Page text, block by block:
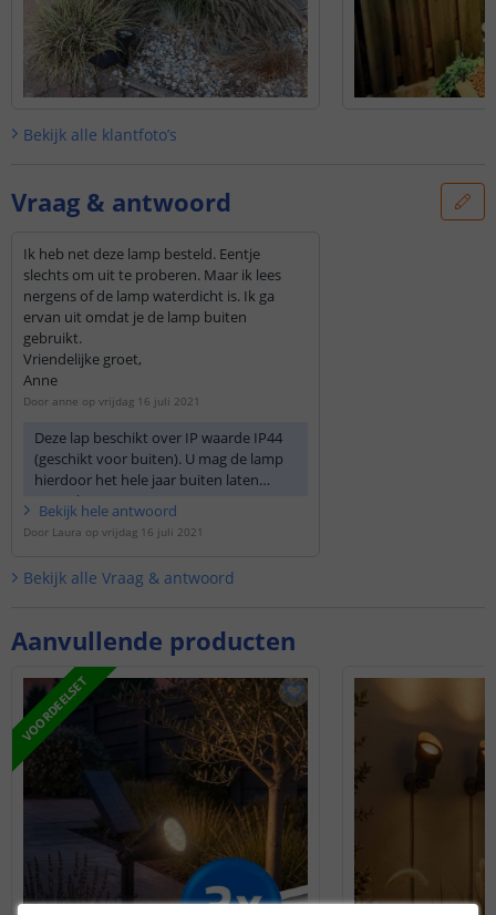
Aanvullende producten
VOORDEELSET
Bekijk alle klantfoto’s
Vraag & antwoord
Ik heb net deze lamp besteld. Eentje
slechts om uit te proberen. Maar ik lees
nergens of de lamp waterdicht is. Ik ga
ervan uit omdat je de lamp buiten
gebruikt.
Vriendelijke groet,
Anne
Door anne op vrijdag 16 juli 2021
Deze lap beschikt over IP waarde IP44
(geschikt voor buiten). U mag de lamp
hierdoor het hele jaar buiten laten
staan/hangen.
Bekijk hele antwoord
Door Laura op vrijdag 16 juli 2021
Bekijk alle Vraag & antwoord